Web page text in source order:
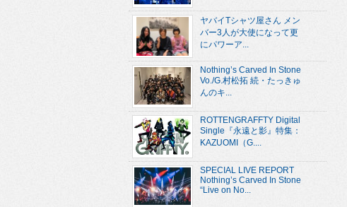
ヤバイTシャツ屋さん メン
バー3人が大使になって更
にパワーア...
Nothing’s Carved In Stone
Vo./G.村松拓 続・たっきゅ
んのキ...
ROTTENGRAFFTY Digital
Single『永遠と影』特集：
KAZUOMI（G....
SPECIAL LIVE REPORT
Nothing’s Carved In Stone
“Live on No...